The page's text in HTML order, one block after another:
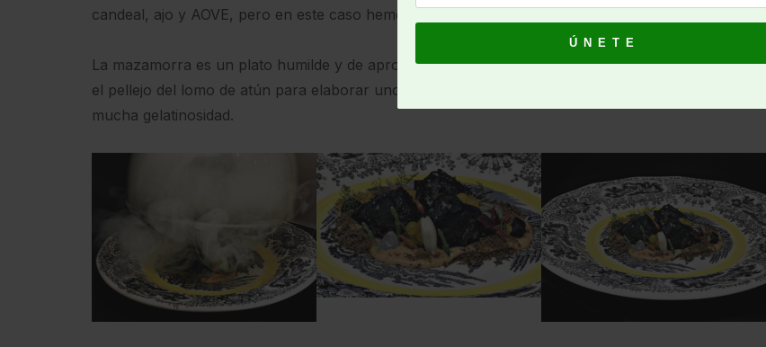
candeal, ajo y AOVE, pero en este caso hemos aderezado con Salsa de soja Usukuchi.
La mazamorra es un plato humilde y de aprovechamiento por lo que utilizaremos también la piel o
el pellejo del lomo de atún para elaborar unos falsos callos, que le aportaran potencia al plato y
mucha gelatinosidad.